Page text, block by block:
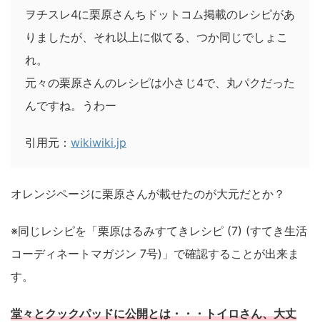
ヲチスレ4に栗原さんちドットコム掲載のレシピがあ
りましたが、それ以上に似てる、つか同じでしょこ
れ。
元々の栗原さんのレシピは小さじ4で、丸パクだった
んですね。うわー
引用元： wikiwiki.jp
オレンジページに栗原さんが載せたのが大元だとか？
※同じレシピを「栗原はるみすてきレシピ (7) (すてき生活
コーディネートマガジン 7号)」で確認することが出来ま
す。
堂々とクックパッドに公開とは・・・トイロさん、大丈